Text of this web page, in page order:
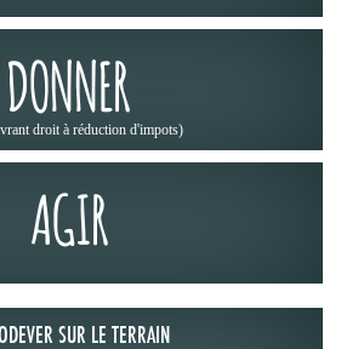
DONNER
droit à réduction d'impots)
AGIR
SUR LE TERRAIN